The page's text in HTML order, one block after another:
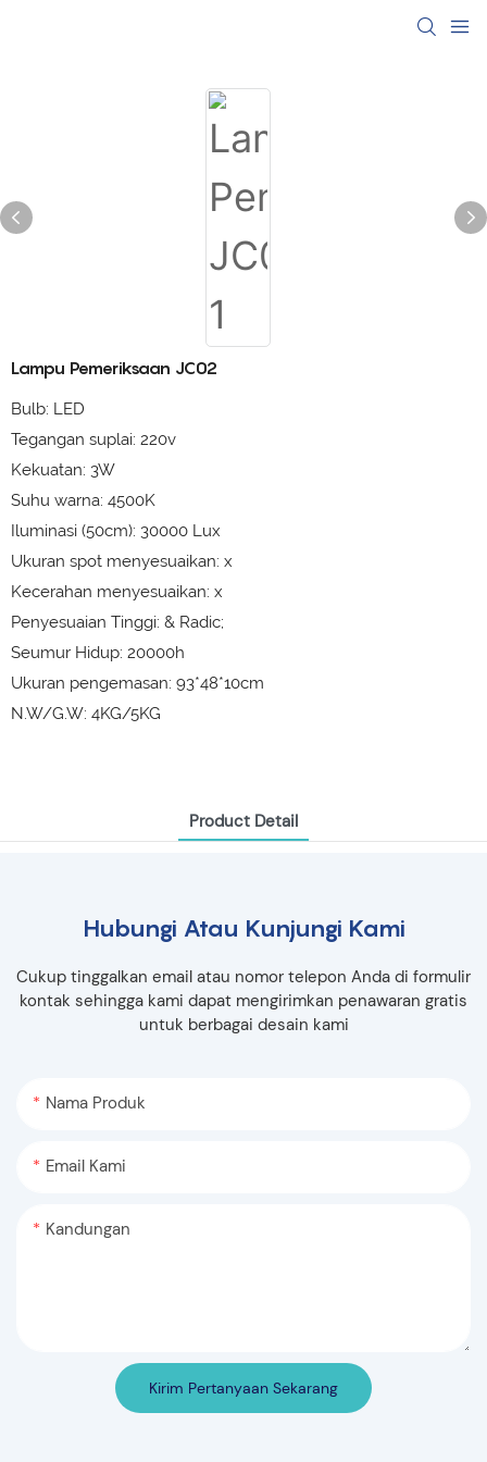
Lampu Pemeriksaan JC02
Bulb: LED
Tegangan suplai: 220v
Kekuatan: 3W
Suhu warna: 4500K
Iluminasi (50cm): 30000 Lux
Ukuran spot menyesuaikan: x
Kecerahan menyesuaikan: x
Penyesuaian Tinggi: & Radic;
Seumur Hidup: 20000h
Ukuran pengemasan: 93*48*10cm
N.W/G.W: 4KG/5KG
Product Detail
Hubungi Atau Kunjungi Kami
Cukup tinggalkan email atau nomor telepon Anda di formulir
kontak sehingga kami dapat mengirimkan penawaran gratis
untuk berbagai desain kami
Nama Produk
Email Kami
Kandungan
Kirim Pertanyaan Sekarang